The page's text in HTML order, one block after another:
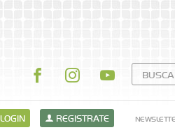
REGISTRATE